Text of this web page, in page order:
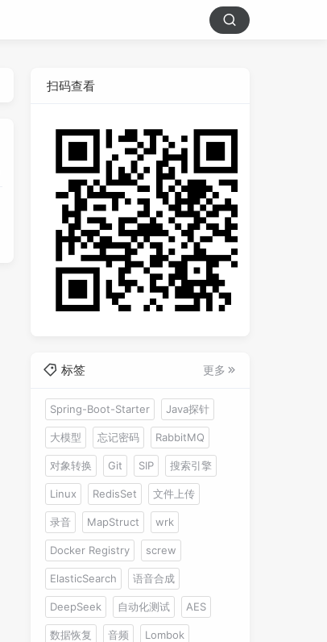
扫码查看
标签 更多
Spring-Boot-Starter Java探针
大模型 忘记密码 RabbitMQ
对象转换 Git SIP 搜索引擎
Linux RedisSet 文件上传
录音 MapStruct wrk
Docker Registry screw
ElasticSearch 语音合成
DeepSeek 自动化测试 AES
数据恢复 音频 Lombok